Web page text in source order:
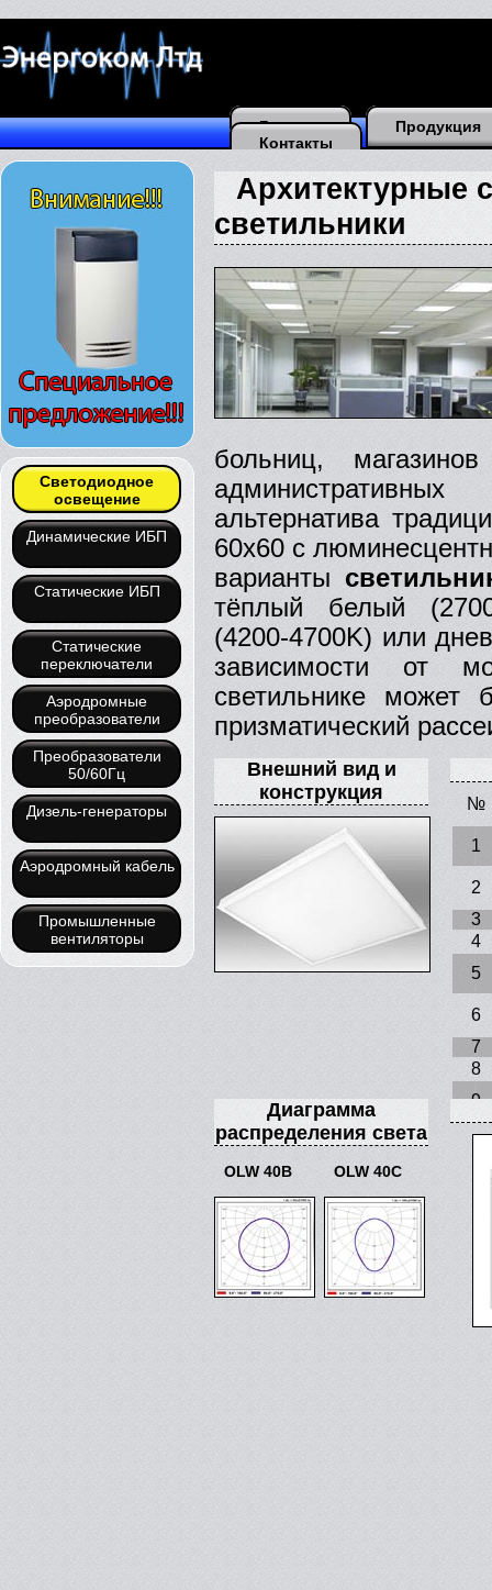
Главная
Продукция
Контакты
Архитектурные
светильники
больниц,
альтернатива
60х60 с
варианты
тёплый белый
(4200-4700K) или
зависимости от
светильнике может
призматический
Внешний вид и
конструкция
№
1
2
3
4
5
6
7
8
9
Диаграмма
распределения света
OLW 40B OLW 40C
Светодиодное
освещение
Динамические ИБП
Статические ИБП
Статические
переключатели
Аэродромные
преобразователи
Преобразователи
50/60Гц
Дизель-генераторы
Аэродромный кабель
Промышленные
вентиляторы